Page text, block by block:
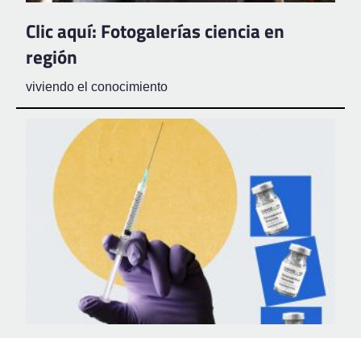
Clic aquí: Fotogalerías ciencia en
región
viviendo el conocimiento